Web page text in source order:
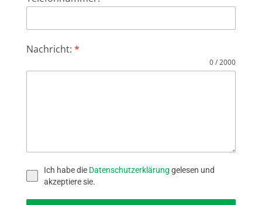
Nachricht: *
0 / 2000
Ich habe die Datenschutzerklärung gelesen und
akzeptiere sie.